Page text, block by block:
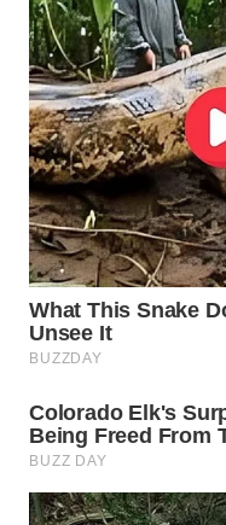
WN
NATUNA
WN
BINTAN
WN
MANDALIKA
WN
LIKUPANG
WN
LABUANBAJO
WN